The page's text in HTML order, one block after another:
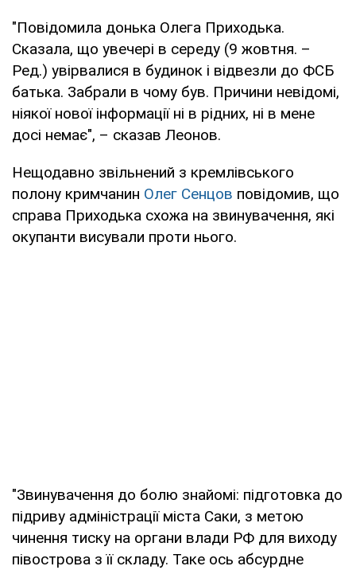
"Повідомила донька Олега Приходька.
Сказала, що увечері в середу (9 жовтня. –
Ред.) увірвалися в будинок і відвезли до ФСБ
батька. Забрали в чому був. Причини невідомі,
ніякої нової інформації ні в рідних, ні в мене
досі немає", – сказав Леонов.
Нещодавно звільнений з кремлівського
полону кримчанин Олег Сенцов повідомив, що
справа Приходька схожа на звинувачення, які
окупанти висували проти нього.
"Звинувачення до болю знайомі: підготовка до
підриву адміністрації міста Саки, з метою
чинення тиску на органи влади РФ для виходу
півострова з її складу. Таке ось абсурдне